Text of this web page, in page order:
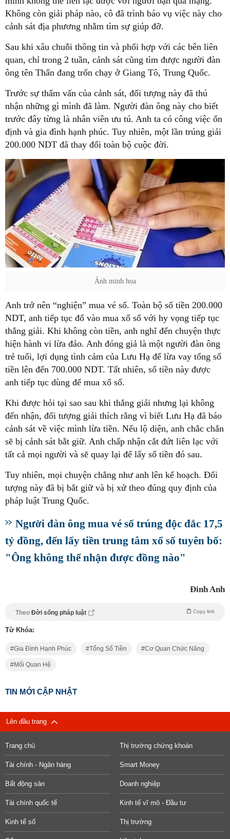
Không còn giải pháp nào, cô đã trình báo vụ việc này cho
cảnh sát địa phương nhằm tìm sự giúp đỡ.
Sau khi xâu chuỗi thông tin và phối hợp với các bên liên
quan, chỉ trong 2 tuần, cảnh sát cũng tìm được người đàn
ông tên Thẩn đang trốn chạy ở Giang Tô, Trung Quốc.
Trước sự thẩm vấn của cảnh sát, đối tượng này đã thú
nhận những gì mình đã làm. Người đàn ông này cho biết
trước đây từng là nhân viên ưu tú. Anh ta có công việc ổn
định và gia đình hạnh phúc. Tuy nhiên, một lần trúng giải
200.000 NDT đã thay đổi toàn bộ cuộc đời.
Ảnh minh họa
Anh trở nên “nghiện” mua vé số. Toàn bộ số tiền 200.000
NDT, anh tiếp tục đổ vào mua xổ số với hy vọng tiếp tục
thắng giải. Khi không còn tiền, anh nghĩ đến chuyện thực
hiện hành vi lừa đảo. Anh đóng giả là một người đàn ông
trẻ tuổi, lợi dụng tình cảm của Lưu Hạ để lừa vay tổng số
tiền lên đến 700.000 NDT. Tất nhiên, số tiền này được
anh tiếp tục dùng để mua xổ số.
Khi được hỏi tại sao sau khi thắng giải nhưng lại không
đến nhận, đối tượng giải thích rằng vì biết Lưu Hạ đã báo
cảnh sát về việc mình lừa tiền. Nếu lộ diện, anh chắc chắn
sẽ bị cảnh sát bắt giữ. Anh chấp nhận cắt đứt liên lạc với
tất cả mọi người và sẽ quay lại để lấy số tiền đó sau.
Tuy nhiên, mọi chuyện chẳng như anh lên kế hoạch. Đối
tượng này đã bị bắt giữ và bị xử theo đúng quy định của
pháp luật Trung Quốc.
Người đàn ông mua vé số trúng độc đắc 17,5
tỷ đồng, đến lấy tiền trung tâm xổ số tuyên bố:
"Ông không thể nhận được đồng nào"
Đinh Anh
Theo Đời sống pháp luật Copy link
Từ Khóa:
Gia Đình Hạnh Phúc Tổng Số Tiền Cơ Quan Chức Năng
Mối Quan Hệ
TIN MỚI CẬP NHẬT
Lên đầu trang
Trang chủ Thị trường chứng khoán
Tài chính - Ngân hàng Smart Money
Bất động sản Doanh nghiệp
Tài chính quốc tế Kinh tế vĩ mô - Đầu tư
Kinh tế số Thị trường